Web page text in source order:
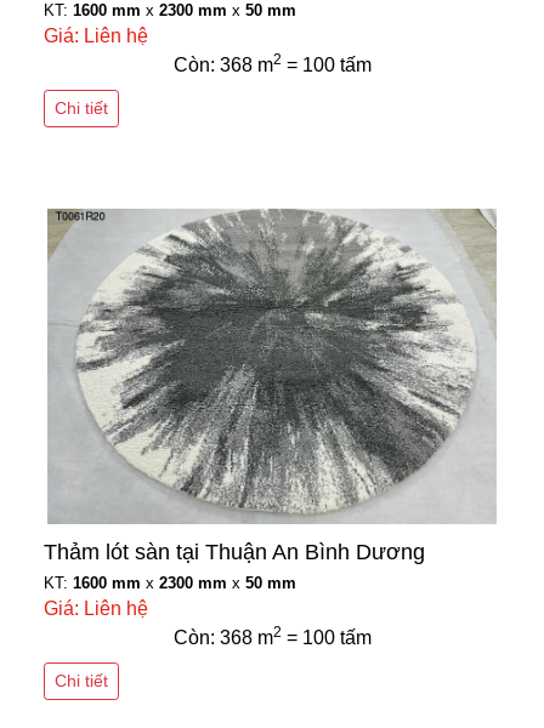
KT: 1600 mm x 2300 mm x 50 mm
Giá: Liên hệ
Còn: 368 m2 = 100 tấm
Chi tiết
Thảm lót sàn tại Thuận An Bình Dương
KT: 1600 mm x 2300 mm x 50 mm
Giá: Liên hệ
Còn: 368 m2 = 100 tấm
Chi tiết